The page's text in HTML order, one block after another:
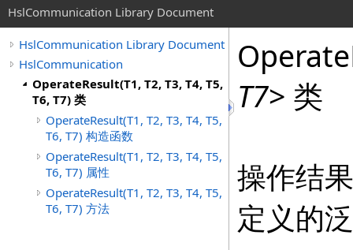
HslCommunication Library Document
HslCommunication Library Document
HslCommunication
OperateResult(T1, T2, T3, T4, T5,
T6, T7) 类
OperateResult(T1, T2, T3, T4, T5,
T6, T7) 构造函数
OperateResult(T1, T2, T3, T4, T5,
T6, T7) 属性
OperateResult(T1, T2, T3, T4, T5,
T6, T7) 方法
T7> 类
操作结
定义的